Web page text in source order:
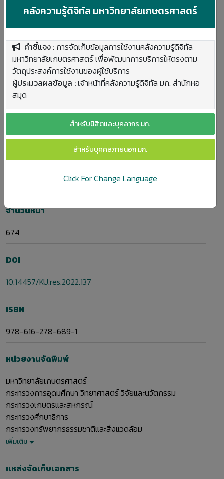
การประชุมวิชาการ มก.
สาขา
ปีพิมพ์
2565
สถานที่พิมพ์
จำนวนหน้า
674
DOI
10.14457/KU.res.2022.137
ISBN
978-616-278-689-1
หน่วยงานจัดพิมพ์
มหาวิทยาลัยเกษตรศาสตร์
กระทรวงการอุดมศึกษา วิทยาศาสตร์ วิจัยและนวัตกรรม
กระทรวงเกษตรและสหกรณ์
กระทรวงศึกษาธิการ
กระทรวงทรัพยากรธรรมชาติและสิ่งแวดล้อม
เพิ่มเติม
แหล่งจัดเก็บเอกสาร
คลังความรู้ดิจิทัล มหาวิทยาลัยเกษตรศาสตร์
คำชี้แจง : การจัดเก็บข้อมูลการใช้งานคลังความรู้ดิจิทัล
มหาวิทยาลัยเกษตรศาสตร์ เพื่อพัฒนาการบริการให้ตรงตาม
วัตถุประสงค์การใช้งานของผู้ใช้บริการ
ผู้ประมวลผลข้อมูล :เจ้าหน้าที่คลังความรู้ดิจิทัล มก. สำนักหอ
สมุด
สำหรับนิสิตและบุคลากร มก.
สำหรับบุคคลภายนอก มก.
Click For Change Language